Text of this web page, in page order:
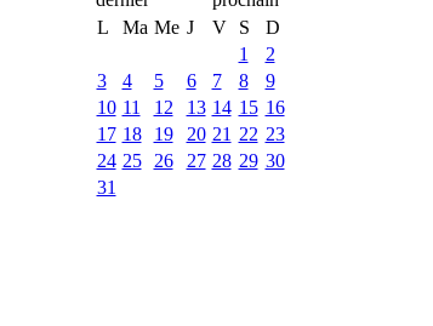
L
Ma Me J V S
D
1
2
3
4 5 6 7 8
9
10 11 12 13 14 15 16
17 18 19 20 21 22 23
24 25 26 27 28 29 30
31